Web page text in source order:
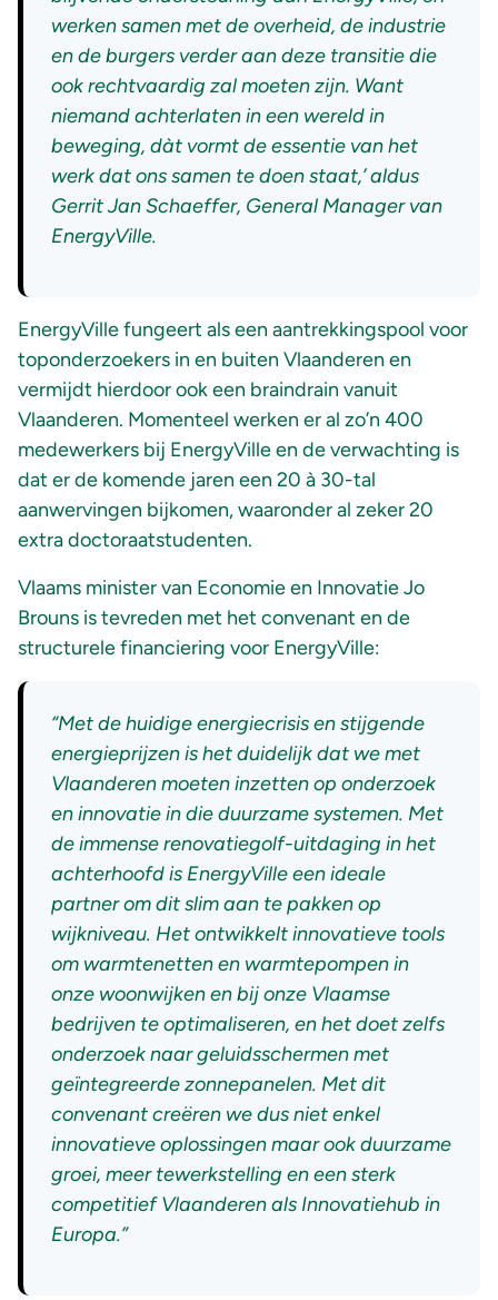
werken samen met de overheid, de industrie
en de burgers verder aan deze transitie die
ook rechtvaardig zal moeten zijn. Want
niemand achterlaten in een wereld in
beweging, dàt vormt de essentie van het
werk dat ons samen te doen staat,’ aldus
Gerrit Jan Schaeffer, General Manager van
EnergyVille.
EnergyVille fungeert als een aantrekkingspool voor
toponderzoekers in en buiten Vlaanderen en
vermijdt hierdoor ook een braindrain vanuit
Vlaanderen. Momenteel werken er al zo’n 400
medewerkers bij EnergyVille en de verwachting is
dat er de komende jaren een 20 à 30-tal
aanwervingen bijkomen, waaronder al zeker 20
extra doctoraatstudenten.
Vlaams minister van Economie en Innovatie Jo
Brouns is tevreden met het convenant en de
structurele financiering voor EnergyVille:
“Met de huidige energiecrisis en stijgende
energieprijzen is het duidelijk dat we met
Vlaanderen moeten inzetten op onderzoek
en innovatie in die duurzame systemen. Met
de immense renovatiegolf-uitdaging in het
achterhoofd is EnergyVille een ideale
partner om dit slim aan te pakken op
wijkniveau. Het ontwikkelt innovatieve tools
om warmtenetten en warmtepompen in
onze woonwijken en bij onze Vlaamse
bedrijven te optimaliseren, en het doet zelfs
onderzoek naar geluidsschermen met
geïntegreerde zonnepanelen. Met dit
convenant creëren we dus niet enkel
innovatieve oplossingen maar ook duurzame
groei, meer tewerkstelling en een sterk
competitief Vlaanderen als Innovatiehub in
Europa.”